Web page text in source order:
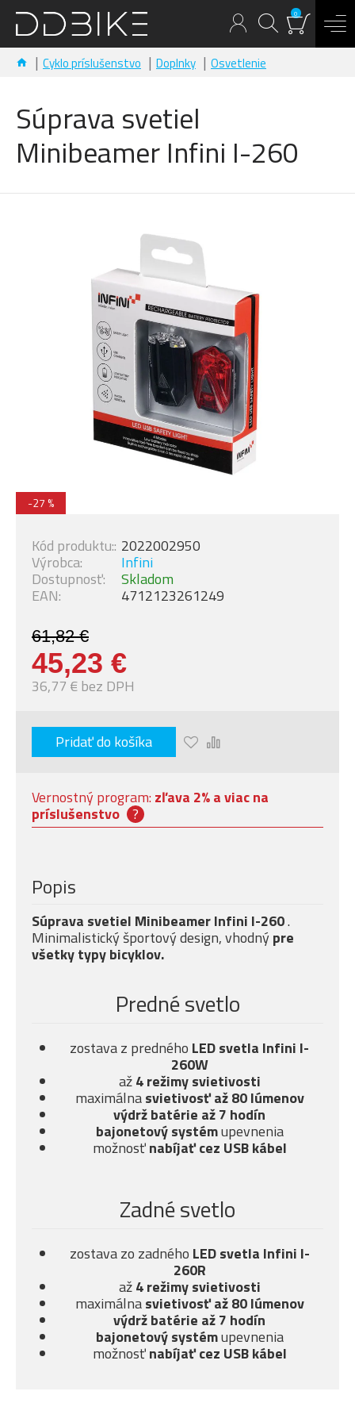
0
Cyklo príslušenstvo Doplnky Osvetlenie
Súprava svetiel
Minibeamer Infini I-260
-27 %
61,82 €
45,23 €
36,77 € bez DPH
Dostupnosť: Skladom
Výrobca: Infini
Kód produktu:: 2022002950
EAN: 4712123261249
Pridať do košíka
Vernostný program: zľava 2% a viac na
príslušenstvo ?
Popis
Súprava svetiel Minibeamer Infini I-260.
Minimalistický športový design, vhodný pre
všetky typy bicyklov.
Predné svetlo
zostava z predného LED svetla Infini I-
260W
až4 režimy svietivosti
maximálnasvietivosť až 80 lúmenov
výdrž batérie až 7 hodín
bajonetový systémupevnenia
možnosťnabíjať cez USB kábel
Zadné svetlo
zostava zo zadného LED svetla Infini I-
260R
až4 režimy svietivosti
maximálnasvietivosť až 80 lúmenov
výdrž batérie až 7 hodín
bajonetový systémupevnenia
možnosťnabíjať cez USB kábel